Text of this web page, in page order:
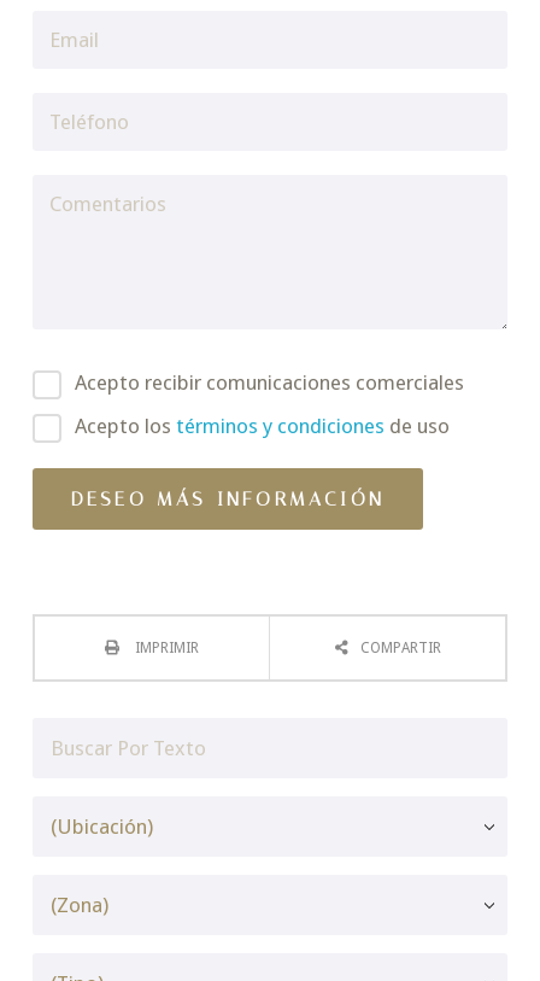
Acepto recibir comunicaciones comerciales
Acepto los términos y condiciones de uso
IMPRIMIR COMPARTIR